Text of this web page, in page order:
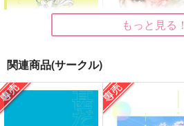
まほろばにひとさじ
FLOWER
OLFUSEN
もっと見る！
関連商品(サークル)